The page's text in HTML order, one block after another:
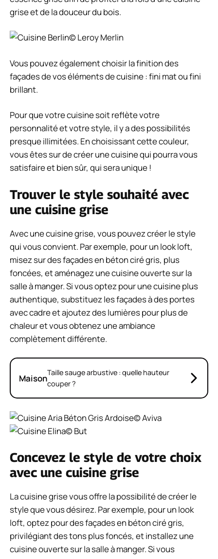
grise et de la douceur du bois.
© Leroy Merlin
Vous pouvez également choisir la finition des
façades de vos éléments de cuisine : fini mat ou fini
brillant.
Pour que votre cuisine soit reflète votre
personnalité et votre style, il y a des possibilités
presque illimitées. En choisissant cette couleur,
vous êtes sur de créer une cuisine qui pourra vous
satisfaire et bien sûr, qui sera unique !
Trouver le style souhaité avec
une cuisine grise
Avec une cuisine grise, vous pouvez créer le style
qui vous convient. Par exemple, pour un look loft,
misez sur des façades en béton ciré gris, plus
foncées, et aménagez une cuisine ouverte sur la
salle à manger. Si vous optez pour une cuisine plus
authentique, substituez les façades à des portes
avec cadre et ajoutez des lumières pour plus de
chaleur et vous obtenez une ambiance
complètement différente.
MaisonTaille sauge arbustive : quelle hauteur
couper ?
© Aviva
© But
Concevez le style de votre choix
avec une cuisine grise
La cuisine grise vous offre la possibilité de créer le
style que vous désirez. Par exemple, pour un look
loft, optez pour des façades en béton ciré gris,
privilégiant des tons plus foncés, et installez une
cuisine ouverte sur la salle à manger. Si vous